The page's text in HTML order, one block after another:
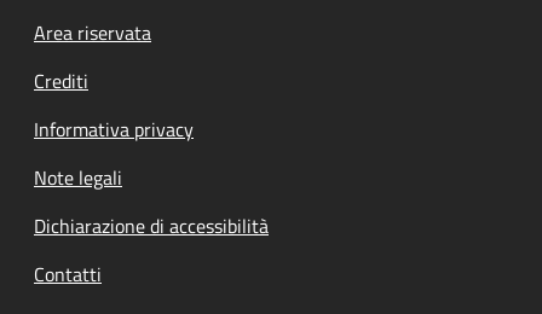
Footer menu
Area riservata
Crediti
Informativa privacy
Note legali
Dichiarazione di accessibilità
Contatti